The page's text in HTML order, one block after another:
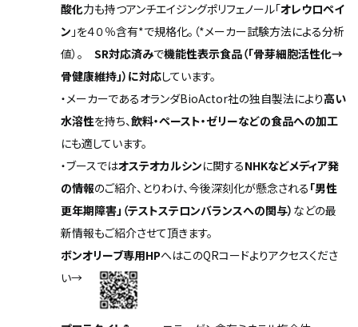
酸化力も持つアンチエイジングポリフェノール「オレウロペイ
ン 」を４０％含有*で規格化。（*メーカー試験方法による分析
値）。 SR対応済みで機能性表示食品（「骨芽細胞活性化→
骨健康維持」）に対応しています。
・メーカーであるオランダBioActor社の独自製法により高い
水溶性を持ち、飲料・ペースト・ゼリーなどの食品への加工
にも適しています。
・ブースではオステオカルシンに関するNHKなどメディア発
の情報のご紹介、とりわけ、今後深刻化が懸念される 「男性
更年期障害」（テストステロンバランスへの関与） などの最
新情報もご紹介させて頂きます。
ボンオリーブ専用HPへはこのQRコードよりアクセスくださ
い→